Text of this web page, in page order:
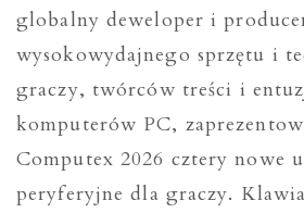
globalny deweloper i
wysokowydajnego sprzętu i
graczy, twórców treści i
komputerów PC,
Computex 2026 cztery nowe
peryferyjne dla graczy.